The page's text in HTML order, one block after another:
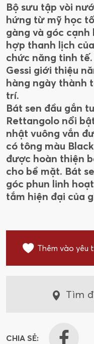
Bộ sưu tập vòi
hứng từ mỹ học
gàng và góc cạnh
hợp thanh lịch
chức năng tinh
Gessi giới thiệu
hàng ngày thành
trí.
Bát sen đầu gắn
Rettangolo nổi
nhật vuông vắn
có tông màu
được hoàn thiện
cho bề mặt. Bát
góc phun linh
tắm hiện đại của
Thêm vào yêu
Tìm
CHIA SẺ: